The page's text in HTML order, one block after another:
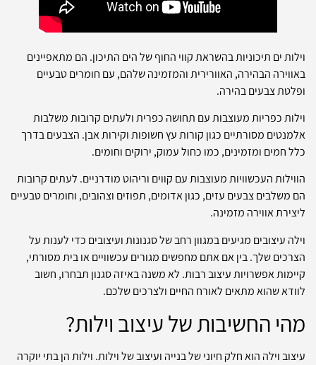
וילות ים תיכוניות בהשראת קווי החוף של הים התיכון. הם מתאפיינים
באווירה הבהירה, האוורירית והמזמינה שלהם, עם חומרים טבעיים
ופלטת צבעים בהירה.
וילות כפריות מעוצבות עם תחושה כפרית ולעתים קרובות משלבות
אלמנטים מסורתיים כגון קורות עץ חשופות וקירות אבן. הצבעים בדרך
כלל חמים ומזמינים, כמו כחול עמוק, ירוקים וחומים.
הווילות העכשוויות מעוצבות עם קווים וריהוט מודרניים. לעתים קרובות
הם משלבים צבעים עזים, כגון אדומים, תפוזים וצהובים, וחומרים טבעיים
ליצירת אווירה מזמינה.
וילה עיצובים מגיעים במגוון רחב של סגנונות ועיצובים כדי לענות על
הצרכים שלך. בין אם אתם מחפשים מגורים עכשוויים או בית מסורתי,
קיימות אפשרויות עיצוב רבות. לא משנה באיזה סגנון תבחרו, חשוב
לוודא שהוא מתאים לאורח החיים ולצרכים שלכם.
מהי החשיבות של עיצוב וילות?
עיצוב וילה הוא חלק חיוני של בנייה ועיצוב של וילות. וילות הן בתי יוקרה